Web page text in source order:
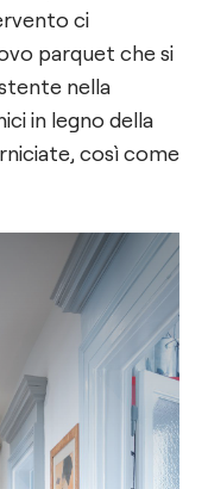
ci
parquet che si
nella
in legno della
così come